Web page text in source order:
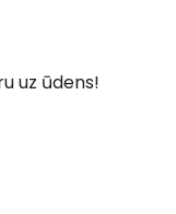
uz ūdens!